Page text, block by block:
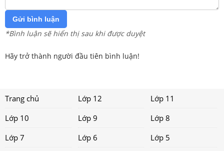
Gửi bình luận
*Bình luận sẽ hiển thị sau khi được duyệt
Hãy trở thành người đầu tiên bình luận!
Trang chủ Lớp 12
Lớp 11
Lớp 10
Lớp 9
Lớp 8
Lớp 7
Lớp 6
Lớp 5